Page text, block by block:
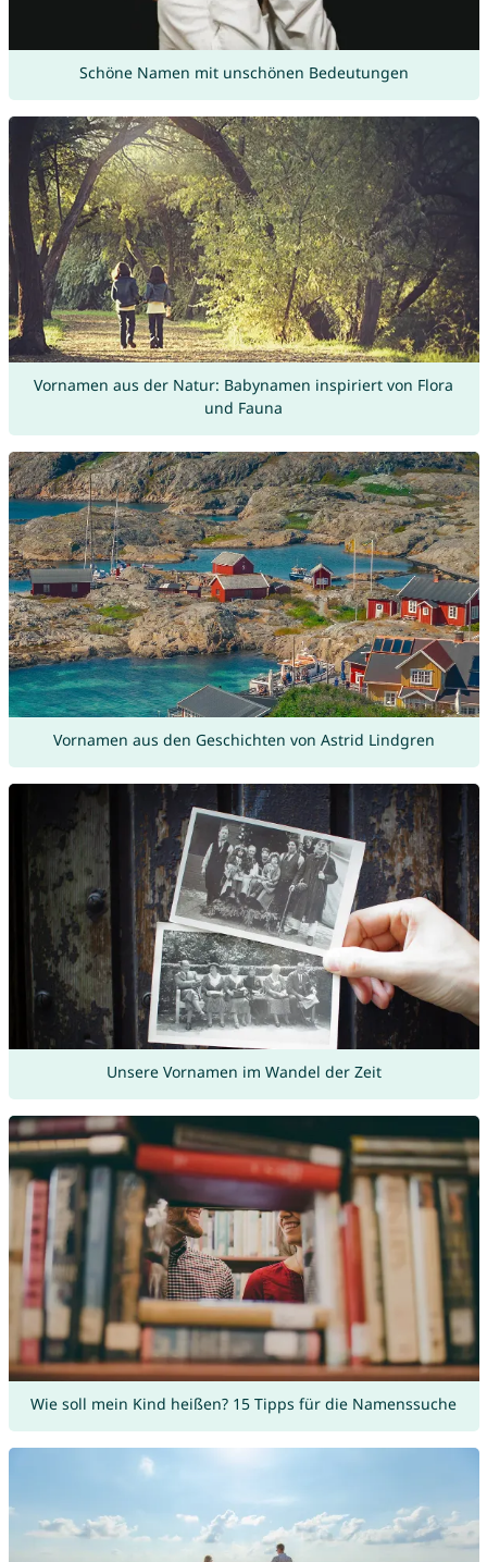
Schöne Namen mit unschönen Bedeutungen
Vornamen aus der Natur: Babynamen inspiriert von Flora
und Fauna
Vornamen aus den Geschichten von Astrid Lindgren
Unsere Vornamen im Wandel der Zeit
Wie soll mein Kind heißen? 15 Tipps für die Namenssuche